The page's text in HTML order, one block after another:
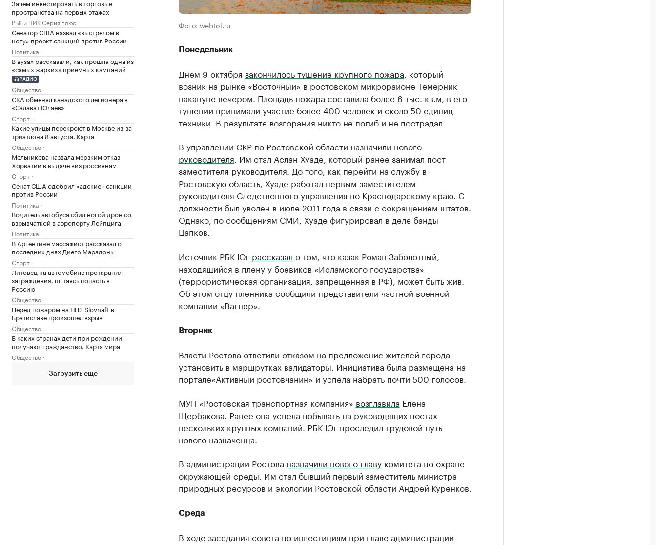
Зачем инвестировать в торговые
пространства на первых этажах
РБК и ПИК Серия плюс
Сенатор США назвал «выстрелом в
ногу» проект санкций против России
Политика
В вузах рассказали, как прошла одна из
«самых жарких» приемных кампаний
РАДИО
Общество
СКА обменял канадского легионера в
«Салават Юлаев»
Спорт
Какие улицы перекроют в Москве из-за
триатлона 8 августа. Карта
Общество
Мельникова назвала мерзким отказ
Хорватии в выдаче виз россиянам
Спорт
Сенат США одобрил «адские» санкции
против России
Политика
Водитель автобуса сбил ногой дрон со
взрывчаткой в аэропорту Лейпцига
Политика
В Аргентине массажист рассказал о
последних днях Диего Марадоны
Спорт
Литовец на автомобиле протаранил
заграждения, пытаясь попасть в
Россию
Общество
Перед пожаром на НПЗ Slovnaft в
Братиславе произошел взрыв
Общество
В каких странах дети при рождении
получают гражданство. Карта мира
Общество
Загрузить еще
Фото: webtol.ru
Понедельник
Днем 9 октября закончилось тушение крупного пожара , который
возник на рынке «Восточный» в ростовском микрорайоне Темерник
накануне вечером. Площадь пожара составила более 6 тыс. кв.м, в его
тушении принимали участие более 400 человек и около 50 единиц
техники. В результате возгорания никто не погиб и не пострадал.
В управлении СКР по Ростовской области назначили нового
руководителя . Им стал Аслан Хуаде, который ранее занимал пост
заместителя руководителя. До того, как перейти на службу в
Ростовскую область, Хуаде работал первым заместителем
руководителя Следственного управления по Краснодарскому краю. С
должности был уволен в июле 2011 года в связи с сокращением штатов.
Однако, по сообщениям СМИ, Хуаде фигурировал в деле банды
Цапков.
Источник РБК Юг рассказал о том, что казак Роман Заболотный,
находящийся в плену у боевиков «Исламского государства»
(террористическая организация, запрещенная в РФ), может быть жив.
Об этом отцу пленника сообщили представители частной военной
компании «Вагнер».
Вторник
Власти Ростова ответили отказом на предложение жителей города
установить в маршрутках валидаторы. Инициатива была размещена на
портале«Активный ростовчанин» и успела набрать почти 500 голосов.
МУП «Ростовская транспортная компания» возглавила Елена
Щербакова. Ранее она успела побывать на руководящих постах
нескольких крупных компаний. РБК Юг проследил трудовой путь
нового назначенца.
В администрации Ростова назначили нового главукомитета по охране
окружающей среды. Им стал бывший первый заместитель министра
природных ресурсов и экологии Ростовской области Андрей Куренков.
Среда
В ходе заседания совета по инвестициям при главе администрации